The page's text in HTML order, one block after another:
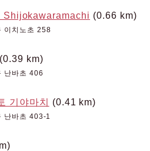
(0.66 km)
이치노초 258
(0.39 km)
난바초 406
기야마치 (0.41 km)
난바초 403-1